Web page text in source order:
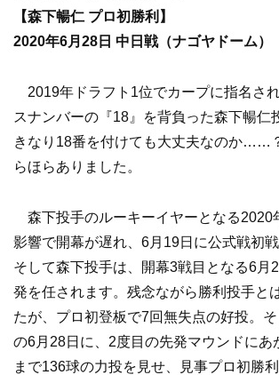
【森下暢仁 プロ初勝利】
2020年6月28日 中日戦（ナゴヤドーム）
2019年ドラフト1位でカープに指名さ
スナンバーの『18』を背負った森下暢仁
きなり18番を付けても大丈夫なのか……
らほらありました。
森下投手のルーキーイヤーとなる2020
影響で開幕が遅れ、6月19日に公式戦初戦
そして森下投手は、開幕3戦目となる6月
発を任されます。残念ながら勝利投手と
たが、プロ初登板で7回無失点の好投。
の6月28日に、2度目の先発マウンドにあ
まで136球の力投を見せ、見事プロ初勝利